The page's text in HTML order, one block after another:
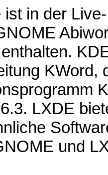
in der
KWord,
LXDE
und